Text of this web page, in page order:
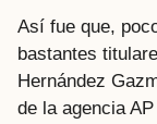
Así fue que,
bastantes
Hernández
de la agencia